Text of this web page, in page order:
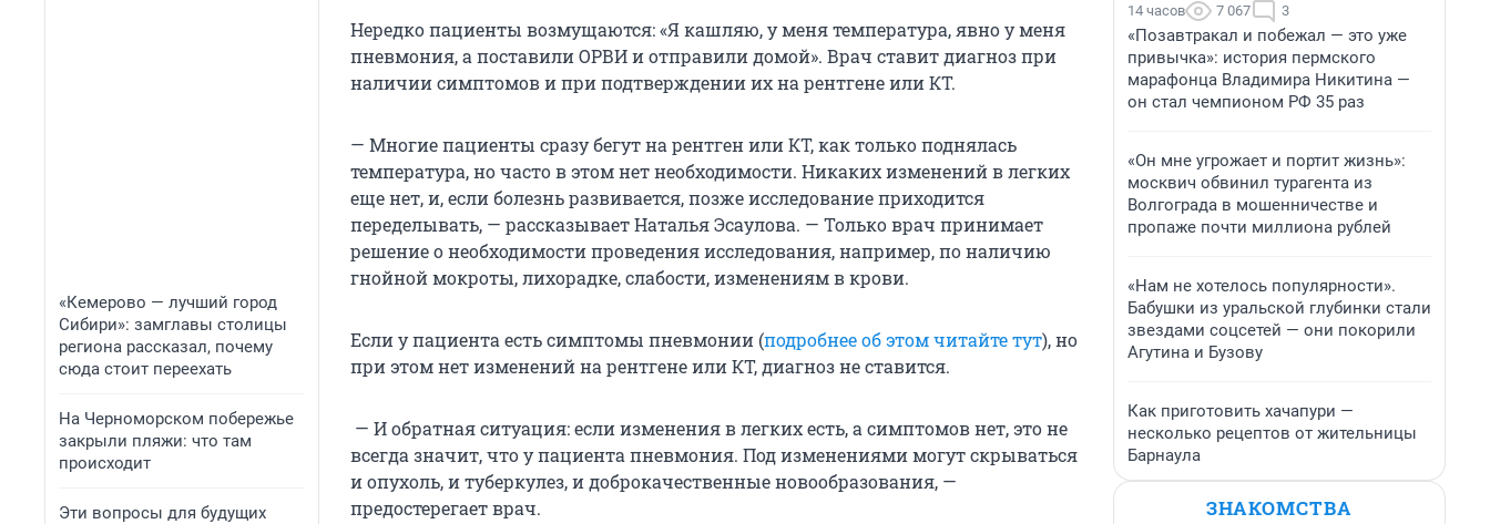
«Кемерово — лучший город
Сибири»: замглавы столицы
региона рассказал, почему
сюда стоит переехать
На Черноморском побережье
закрыли пляжи: что там
происходит
Эти вопросы для будущих
Нередко пациенты возмущаются: «Я кашляю, у меня температура, явно у меня
пневмония, а поставили ОРВИ и отправили домой». Врач ставит диагноз при
наличии симптомов и при подтверждении их на рентгене или КТ.
— Многие пациенты сразу бегут на рентген или КТ, как только поднялась
температура, но часто в этом нет необходимости. Никаких изменений в легких
еще нет, и, если болезнь развивается, позже исследование приходится
переделывать, — рассказывает Наталья Эсаулова. — Только врач принимает
решение о необходимости проведения исследования, например, по наличию
гнойной мокроты, лихорадке, слабости, изменениям в крови.
Если у пациента есть симптомы пневмонии (подробнее об этом читайте тут), но
при этом нет изменений на рентгене или КТ, диагноз не ставится.
— И обратная ситуация: если изменения в легких есть, а симптомов нет, это не
всегда значит, что у пациента пневмония. Под изменениями могут скрываться
и опухоль, и туберкулез, и доброкачественные новообразования, —
предостерегает врач.
14 часов 7 067 3
«Позавтракал и побежал — это уже
привычка»: история пермского
марафонца Владимира Никитина —
он стал чемпионом РФ 35 раз
«Он мне угрожает и портит жизнь»:
москвич обвинил турагента из
Волгограда в мошенничестве и
пропаже почти миллиона рублей
«Нам не хотелось популярности».
Бабушки из уральской глубинки стали
звездами соцсетей — они покорили
Агутина и Бузову
Как приготовить хачапури —
несколько рецептов от жительницы
Барнаула
ЗНАКОМСТВА